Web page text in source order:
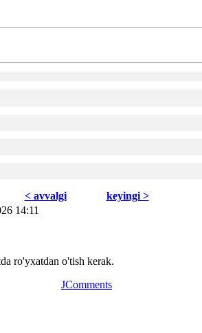
< avvаlgi
kеyingi >
14:11
ro'yxatdan o'tish kerak.
JComments